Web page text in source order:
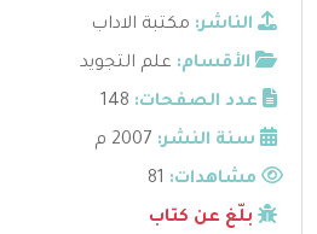
الناشر: مكتبة الاداب
الأقسام: علم التجويد
عدد الصفحات: 148
سنة النشر: 2007 م
مشاهدات:
بلّغ عن كتاب